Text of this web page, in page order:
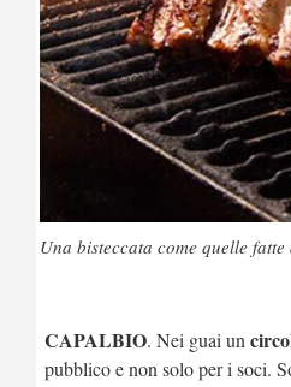
Una bisteccata come quelle
CAPALBIO. Nei guai un
pubblico e non solo per i soci.